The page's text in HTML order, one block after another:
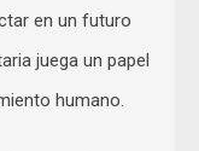
en un futuro
juega un papel
humano.